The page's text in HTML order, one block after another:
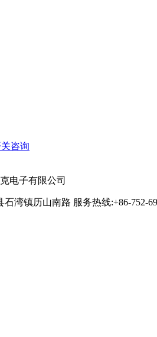
咨询
电子有限公司
湾镇历山南路 服务热线:+86-752-